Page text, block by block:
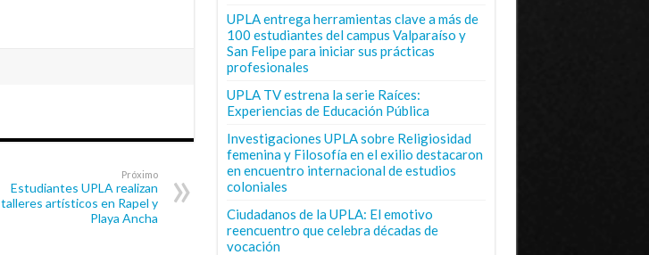
Próximo
Estudiantes UPLA realizan
talleres artísticos en Rapel y
Playa Ancha
UPLA entrega herramientas clave a más de
100 estudiantes del campus Valparaíso y
San Felipe para iniciar sus prácticas
profesionales
UPLA TV estrena la serie Raíces:
Experiencias de Educación Pública
Investigaciones UPLA sobre Religiosidad
femenina y Filosofía en el exilio destacaron
en encuentro internacional de estudios
coloniales
Ciudadanos de la UPLA: El emotivo
reencuentro que celebra décadas de
vocación